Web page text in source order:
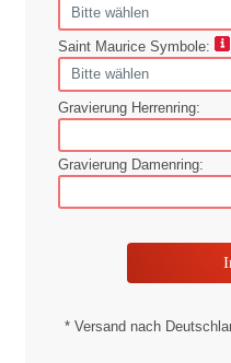
Saint Maurice Symbole:
Gravierung Herrenring:
Gravierung Damenring:
* Versand nach